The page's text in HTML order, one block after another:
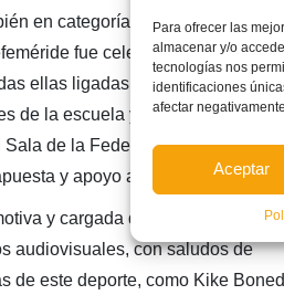
Para ofrecer las
almacenar y/o
tecnologías nos
identificaciones
afectar
Aceptar
en categoría sénior, este año -
fue celebrada
ellas ligadas a la historia de la
de la escuela y club, José
de la Federación de Fútbol
y apoyo al futsal valenciano.
y cargada de recuerdos, se
audiovisuales, con saludos de
de este deporte, como Kike